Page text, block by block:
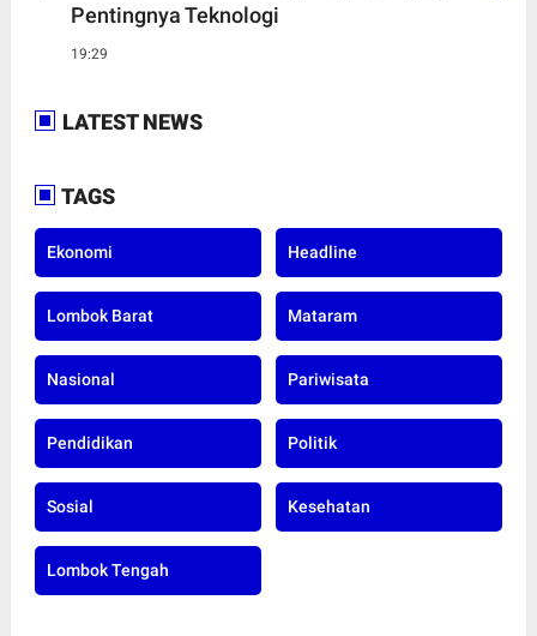
Pentingnya Teknologi
19:29
LATEST NEWS
TAGS
Ekonomi Headline
Lombok Barat Mataram
Nasional Pariwisata
Pendidikan Politik
Sosial Kesehatan
Lombok Tengah